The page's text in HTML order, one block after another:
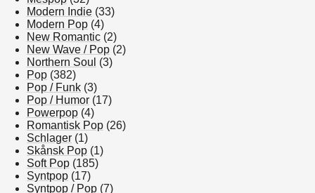
Modern Indie (33)
Modern Pop (4)
New Romantic (2)
New Wave / Pop (2)
Northern Soul (3)
Pop (382)
Pop / Funk (3)
Pop / Humor (17)
Powerpop (4)
Romantisk Pop (26)
Schlager (1)
Skånsk Pop (1)
Soft Pop (185)
Syntpop (17)
Syntpop / Pop (7)